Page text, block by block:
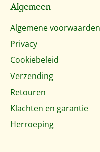
Algemeen
Algemene voorwaarden
Privacy
Cookiebeleid
Verzending
Retouren
Klachten en garantie
Herroeping